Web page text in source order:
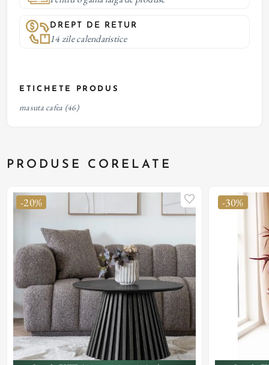
DREPT DE RETUR
14 zile calendaristice
ETICHETE PRODUS
masuta cafea (46)
PRODUSE CORELATE
-20% -30%